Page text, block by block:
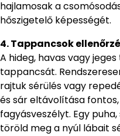
hajlamosak a
hőszigetelő képességét.
4. Tappancsok
A hideg, havas vagy
tappancsát.
rajtuk sérülés vagy
és sár eltávolítása
fagyásveszélyt. Egy
töröld meg a nyúl lábait